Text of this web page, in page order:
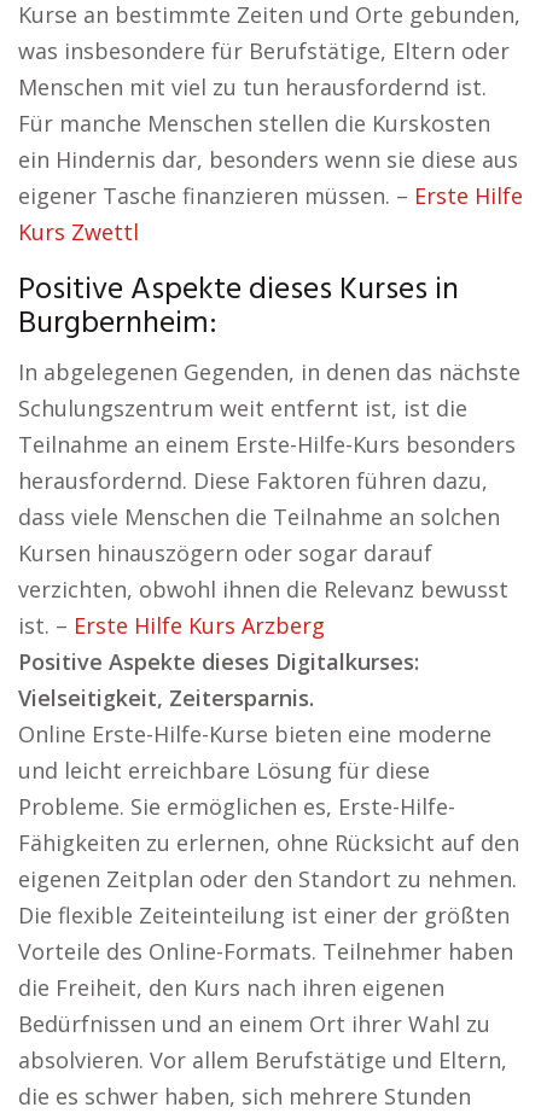
Kurse an bestimmte Zeiten und Orte gebunden,
was insbesondere für Berufstätige, Eltern oder
Menschen mit viel zu tun herausfordernd ist.
Für manche Menschen stellen die Kurskosten
ein Hindernis dar, besonders wenn sie diese aus
eigener Tasche finanzieren müssen. – Erste Hilfe
Kurs Zwettl
Positive Aspekte dieses Kurses in
Burgbernheim:
In abgelegenen Gegenden, in denen das nächste
Schulungszentrum weit entfernt ist, ist die
Teilnahme an einem Erste-Hilfe-Kurs besonders
herausfordernd. Diese Faktoren führen dazu,
dass viele Menschen die Teilnahme an solchen
Kursen hinauszögern oder sogar darauf
verzichten, obwohl ihnen die Relevanz bewusst
ist. – Erste Hilfe Kurs Arzberg
Positive Aspekte dieses Digitalkurses:
Vielseitigkeit, Zeitersparnis.
Online Erste-Hilfe-Kurse bieten eine moderne
und leicht erreichbare Lösung für diese
Probleme. Sie ermöglichen es, Erste-Hilfe-
Fähigkeiten zu erlernen, ohne Rücksicht auf den
eigenen Zeitplan oder den Standort zu nehmen.
Die flexible Zeiteinteilung ist einer der größten
Vorteile des Online-Formats. Teilnehmer haben
die Freiheit, den Kurs nach ihren eigenen
Bedürfnissen und an einem Ort ihrer Wahl zu
absolvieren. Vor allem Berufstätige und Eltern,
die es schwer haben, sich mehrere Stunden